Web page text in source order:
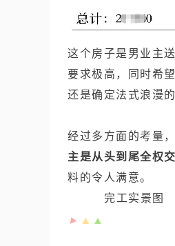
这个房子是男业主
要求极高，同时希
还是确定法式浪漫的
经过多方面的考量
主是从头到尾全权
料的令人满意。
完工实景图